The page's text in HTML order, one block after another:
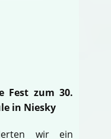
Fest zum 30.
in Niesky
wir ein